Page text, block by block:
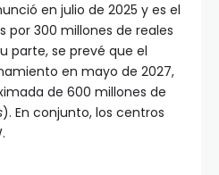
en julio de 2025 y es el
por 300 millones de reales
parte, se prevé que el
en mayo de 2027,
de 600 millones de
). En conjunto, los centros